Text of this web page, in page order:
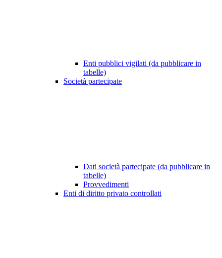
Enti pubblici vigilati (da pubblicare in
tabelle)
Società partecipate
Dati società partecipate (da pubblicare in
tabelle)
Provvedimenti
Enti di diritto privato controllati